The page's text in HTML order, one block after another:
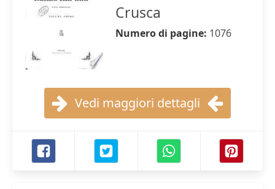
Crusca
Numero di pagine: 1076
Vedi maggiori dettagli